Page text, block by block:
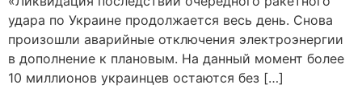
удара по Украине продолжается весь день. Снова
произошли аварийные отключения электроэнергии
в дополнение к плановым. На данный момент более
10 миллионов украинцев остаются без […]